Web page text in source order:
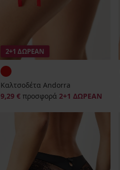
2+1 ΔΩΡΕΑΝ
Καλτσοδέτα Andorra
9,29 € προσφορά 2+1 ΔΩΡΕΑΝ